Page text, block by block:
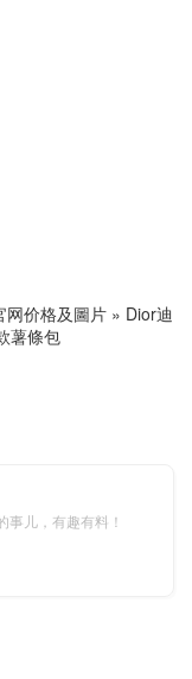
网价格及圖片 » Dior迪
薯條包
事儿，有趣有料！